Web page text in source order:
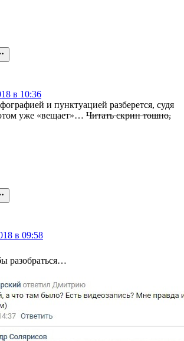
в 10:36
и пунктуацией разберется, судя
уже «вещает»… Читать скрин тошно,
в 09:58
разобраться…